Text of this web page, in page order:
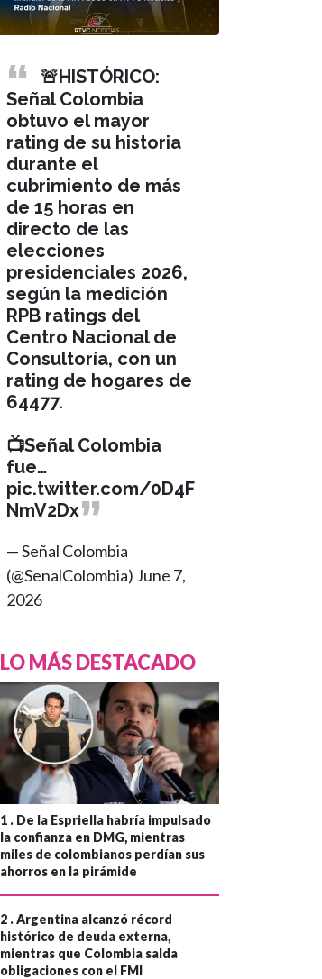
🚨HISTÓRICO:
Señal Colombia
obtuvo el mayor
rating de su historia
durante el
cubrimiento de más
de 15 horas en
directo de las
elecciones
presidenciales 2026,
según la medición
RPB ratings del
Centro Nacional de
Consultoría, con un
rating de hogares de
64477.
📺Señal Colombia
fue…
pic.twitter.com/0D4F
NmV2Dx
— Señal Colombia
(@SenalColombia) June 7,
2026
LO MÁS DESTACADO
1 . De la Espriella habría impulsado
la confianza en DMG, mientras
miles de colombianos perdían sus
ahorros en la pirámide
2 .Argentina alcanzó récord
histórico de deuda externa,
mientras que Colombia salda
obligaciones con el FMI